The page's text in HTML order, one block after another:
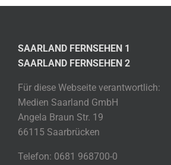
SAARLAND FERNSEHEN 1
SAARLAND FERNSEHEN 2
Für diese Webseite verantwortlich:
Medien Saarland GmbH
Angela Braun Str. 19
66115 Saarbrücken
Telefon: 0681 968700-0